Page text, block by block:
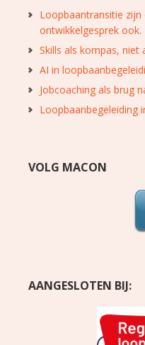
Loopbaantransitie
ontwikkelgesprek ook.
Skills als kompas, niet
AI in
Jobcoaching als brug
Loopbaanbegeleiding
VOLG MACON
AANGESLOTEN BIJ: